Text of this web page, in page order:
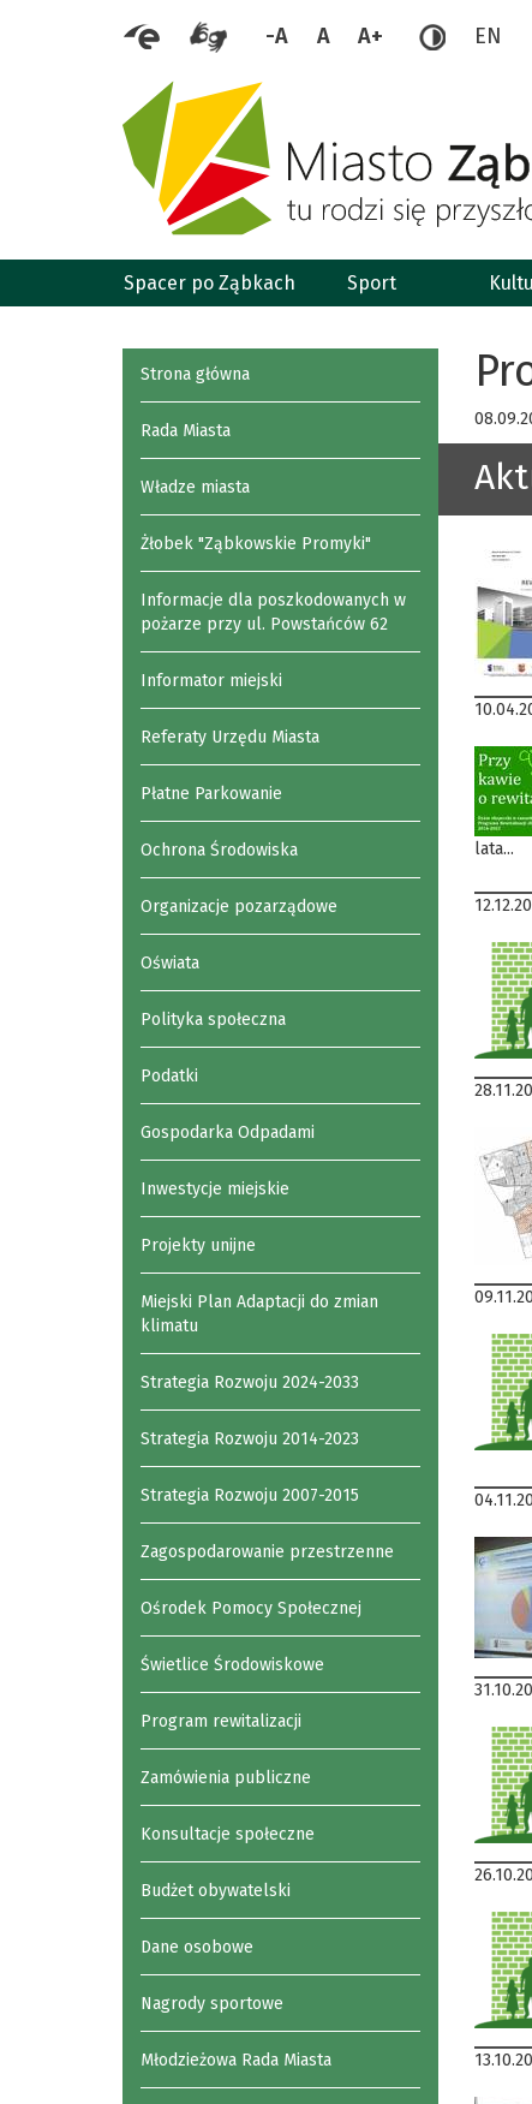
-A A A+ EN
Spacer po Ząbkach Sport
Strona główna
Rada Miasta
Władze miasta
Żłobek "Ząbkowskie Promyki"
Informacje dla poszkodowanych w
pożarze przy ul. Powstańców 62
Informator miejski
Referaty Urzędu Miasta
Płatne Parkowanie
Ochrona Środowiska
Organizacje pozarządowe
Oświata
Polityka społeczna
Podatki
Gospodarka Odpadami
Inwestycje miejskie
Projekty unijne
Miejski Plan Adaptacji do zmian
klimatu
Strategia Rozwoju 2024-2033
Strategia Rozwoju 2014-2023
Strategia Rozwoju 2007-2015
Zagospodarowanie przestrzenne
Ośrodek Pomocy Społecznej
Świetlice Środowiskowe
Program rewitalizacji
Zamówienia publiczne
Konsultacje społeczne
Budżet obywatelski
Dane osobowe
Nagrody sportowe
Młodzieżowa Rada Miasta
lata...